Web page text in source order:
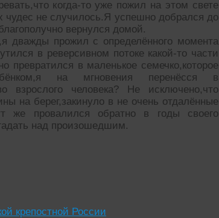
когда-то уже пожил на этом свете
чудес не случилось.Я успешно добрался до
вернулся домой.
дважды прожил с определённого момента
в реверсивном потоке какой-то части
превратился в маленькое семечко,которое
на мгновения перенёсся в
взрослого человека? Не исключено,что
на берег,закинуло в не очень отдалённые
провалился обратно в годы своего
над произошедшим.
крепостной России